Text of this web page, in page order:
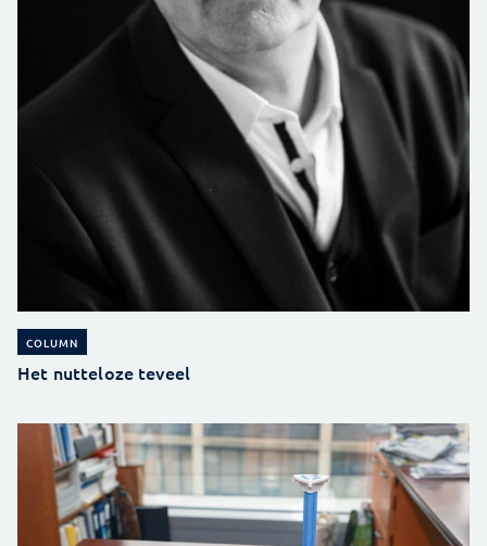
COLUMN
Het nutteloze teveel